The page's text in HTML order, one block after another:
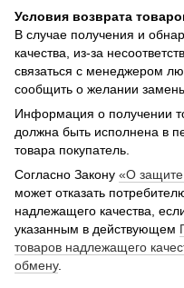
Условия возврата
В случае получения и
качества, из-за
связаться с менеджером
сообщить о желании
Информация о получении
должна быть исполнена в
товара покупатель.
Согласно Закону «О защите
может отказать
надлежащего качества,
указанным в действующем
товаров надлежащего
обмену.